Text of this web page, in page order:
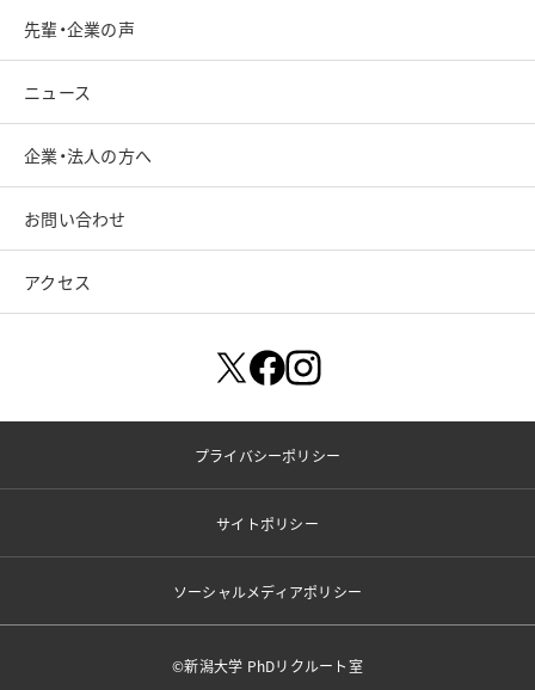
先輩・企業の声
ニュース
企業・法人の方へ
お問い合わせ
アクセス
©新潟大学 PhDリクルート室
プライバシーポリシー
サイトポリシー
ソーシャルメディアポリシー